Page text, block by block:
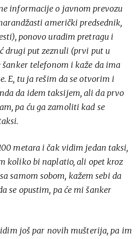
informacije o javnom prevozu
američki predsednik,
ponovo uradim pretragu i
drugi put zeznuli (prvi put u
šanker telefonom i kaže da ima
E, tu ja rešim da se otvorim i
da idem taksijem, ali da prvo
pa ću ga zamoliti kad se
metara i čak vidim jedan taksi,
koliko bi naplatio, ali opet kroz
samom sobom, kažem sebi da
se opustim, pa će mi šanker
još par novih mušterija, pa im